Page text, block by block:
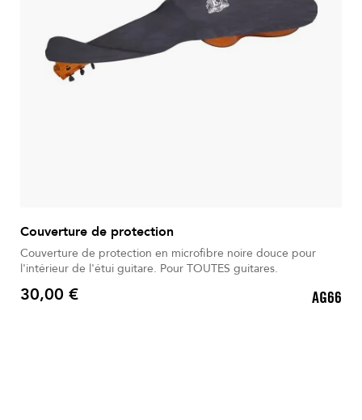
Couverture de protection
Couverture de protection en microfibre noire douce pour
l'intérieur de l'étui guitare. Pour TOUTES guitares.
Prix
30,00 € AG66